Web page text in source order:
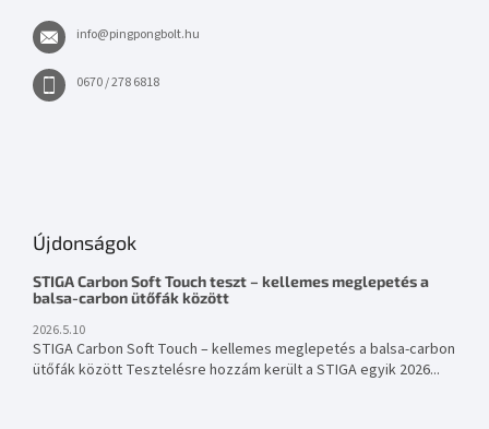
info@pingpongbolt.hu
0670 / 278 6818
Újdonságok
STIGA Carbon Soft Touch teszt – kellemes meglepetés a
balsa-carbon ütőfák között
2026.5.10
STIGA Carbon Soft Touch – kellemes meglepetés a balsa-carbon
ütőfák között Tesztelésre hozzám került a STIGA egyik 2026...